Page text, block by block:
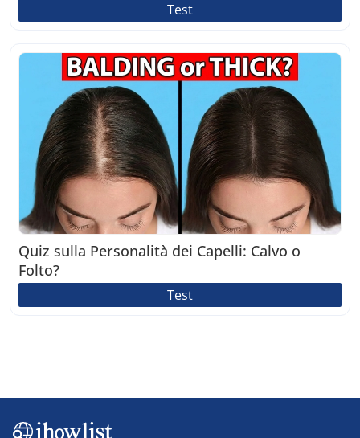
Test
Quiz sulla Personalità dei Capelli: Calvo o
Folto?
Test